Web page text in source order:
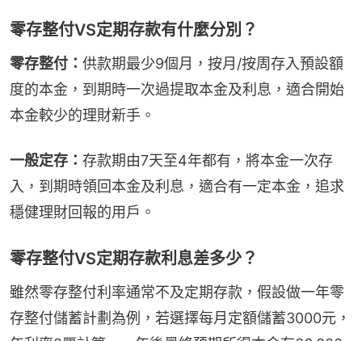
零存整付VS定期存款有什麼分別？
零存整付： 供款期最少9個月，按月/按周存入預設額
度的本金，到期時一次過提取本金及利息，適合開始
本金較少的理財新手。
一般定存： 存款期由7天至4年都有，將本金一次存
入，到期時領回本金及利息，適合有一定本金，追求
穩健理財回報的用戶。
零存整付VS定期存款利息差多少？
雖然零存整付利率通常不及定期存款，假設做一年零
存整付儲蓄計劃為例，若選擇每月定額儲蓄3000元，